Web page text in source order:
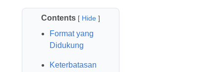
Contents [ Hide]
Format yang
Didukung
Keterbatasan